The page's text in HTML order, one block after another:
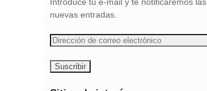
nuevas entradas.
D